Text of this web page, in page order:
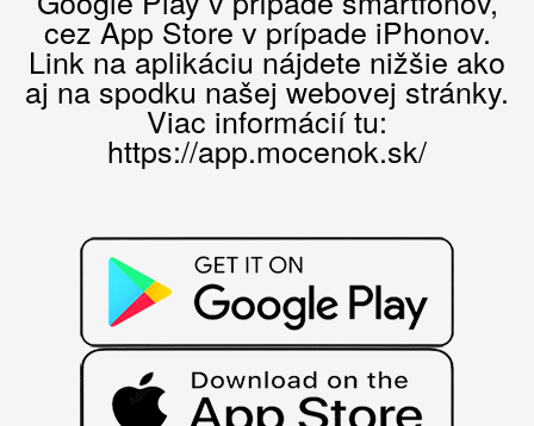
cez App Store v prípade iPhonov.
Link na aplikáciu nájdete nižšie ako
aj na spodku našej webovej stránky.
Viac informácií tu:
https://app.mocenok.sk/